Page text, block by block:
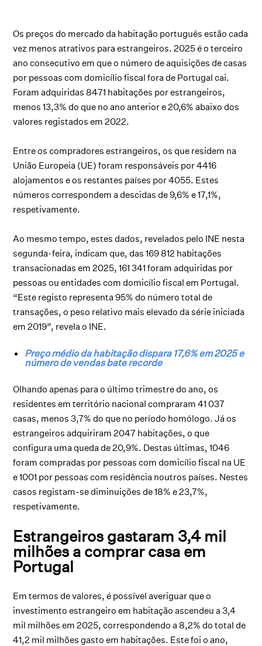
Os preços do mercado da habitação português estão cada
vez menos atrativos para estrangeiros. 2025 é o terceiro
ano consecutivo em que o número de aquisições de casas
por pessoas com domicílio fiscal fora de Portugal cai.
Foram adquiridas 8471 habitações por estrangeiros,
menos 13,3% do que no ano anterior e 20,6% abaixo dos
valores registados em 2022.
Entre os compradores estrangeiros, os que residem na
União Europeia (UE) foram responsáveis por 4416
alojamentos e os restantes países por 4055. Estes
números correspondem a descidas de 9,6% e 17,1%,
respetivamente.
Ao mesmo tempo, estes dados, revelados pelo INE nesta
segunda-feira, indicam que, das 169 812 habitações
transacionadas em 2025, 161 341 foram adquiridas por
pessoas ou entidades com domicílio fiscal em Portugal.
“Este registo representa 95% do número total de
transações, o peso relativo mais elevado da série iniciada
em 2019”, revela o INE.
Preço médio da habitação dispara 17,6% em 2025 e
número de vendas bate recorde
Olhando apenas para o último trimestre do ano, os
residentes em território nacional compraram 41 037
casas, menos 3,7% do que no período homólogo. Já os
estrangeiros adquiriram 2047 habitações, o que
configura uma queda de 20,9%. Destas últimas, 1046
foram compradas por pessoas com domicílio fiscal na UE
e 1001 por pessoas com residência noutros países. Nestes
casos registam-se diminuições de 18% e 23,7%,
respetivamente.
Estrangeiros gastaram 3,4 mil
milhões a comprar casa em
Portugal
Em termos de valores, é possível averiguar que o
investimento estrangeiro em habitação ascendeu a 3,4
mil milhões em 2025, correspondendo a 8,2% do total de
41,2 mil milhões gasto em habitações. Este foi o ano,